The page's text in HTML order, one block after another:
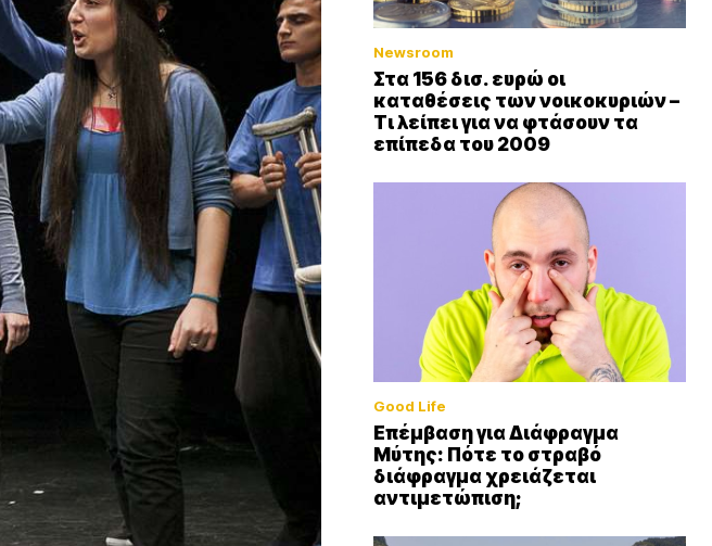
Newsroom
Στα 156 δισ. ευρώ οι
καταθέσεις των νοικοκυριών –
Τι λείπει για να φτάσουν τα
επίπεδα του 2009
Good Life
Επέμβαση για Διάφραγμα
Μύτης: Πότε το στραβό
διάφραγμα χρειάζεται
αντιμετώπιση;